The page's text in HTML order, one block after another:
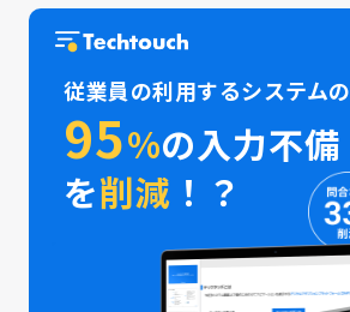
従業員の利用するシステムの
95%の入力不備
を削減 ！？